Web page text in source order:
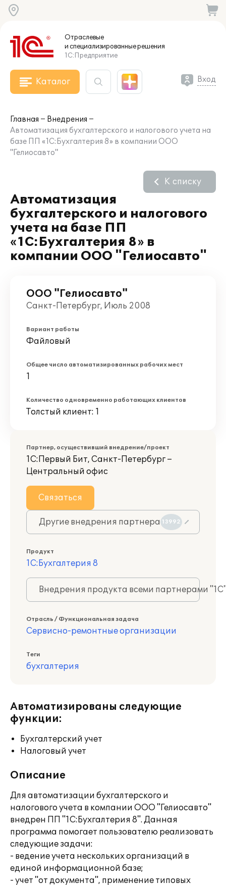
Отраслевые
и специализированныерешения
1С:Предприятие
Каталог Вход
Главная
Внедрения
Автоматизация бухгалтерского и налогового учета на
базе ПП «1C:Бухгалтерия 8» в компании ООО
"Гелиосавто"
Автоматизация
бухгалтерского и налогового
учета на базе ПП
«1C:Бухгалтерия 8» в
компании ООО "Гелиосавто"
К списку
ООО "Гелиосавто"
Санкт-Петербург, Июль 2008
Вариант работы
Файловый
Общее число автоматизированных рабочих мест
1
Количество одновременно работающих клиентов
Толстый клиент: 1
Партнер, осуществивший внедрение/проект
1С:Первый Бит, Санкт-Петербург –
Центральный офис
Связаться
Другие внедрения партнера 13992
Продукт
1С:Бухгалтерия 8
Внедрения продукта всеми партнерами
Отрасль / Функциональная задача
Сервисно-ремонтные организации
Теги
бухгалтерия
Автоматизированы следующие
функции:
Бухгалтерский учет
Налоговый учет
Описание
Для автоматизации бухгалтерского и
налогового учета в компании ООО "Гелиосавто"
внедрен ПП "1С:Бухгалтерия 8". Данная
программа помогает пользователю реализовать
следующие задачи:
- ведение учета нескольких организаций в
единой информационной базе;
- учет "от документа", применение типовых